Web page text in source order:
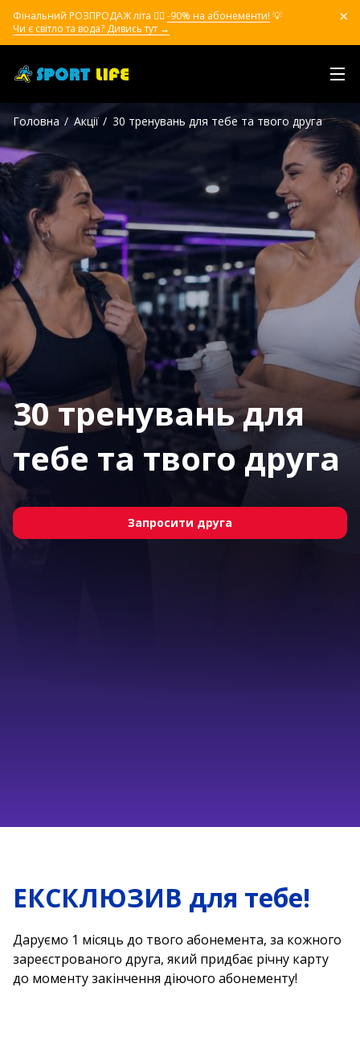
Фінальний РОЗПРОДАЖ літа ❤️‍🔥 -90% на абонементи! 💡
Чи є світло та вода? Дивись тут →
Головна Акції 30 тренувань для тебе та твого друга
30 тренувань для
тебе та твого друга
Запросити друга
ЕКСКЛЮЗИВ для тебе!
Даруємо 1 місяць до твого абонемента, за кожного
зареєстрованого друга, який придбає річну карту
до моменту закінчення діючого абонементу!